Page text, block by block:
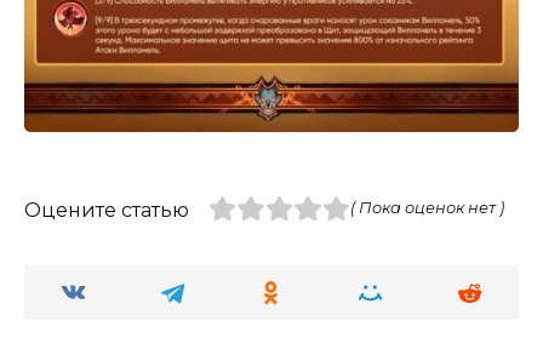
Оцените статью ( Пока оценок нет )